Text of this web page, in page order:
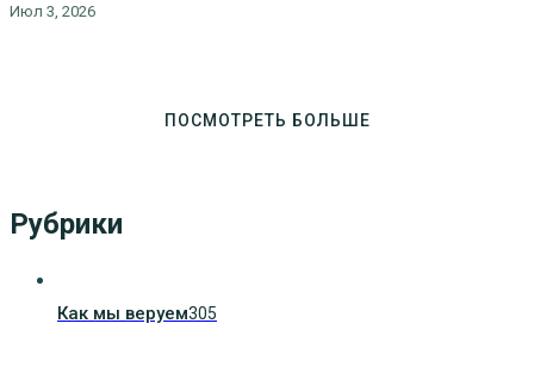
Июл 3, 2026
ПОСМОТРЕТЬ БОЛЬШЕ
Рубрики
Как мы веруем305